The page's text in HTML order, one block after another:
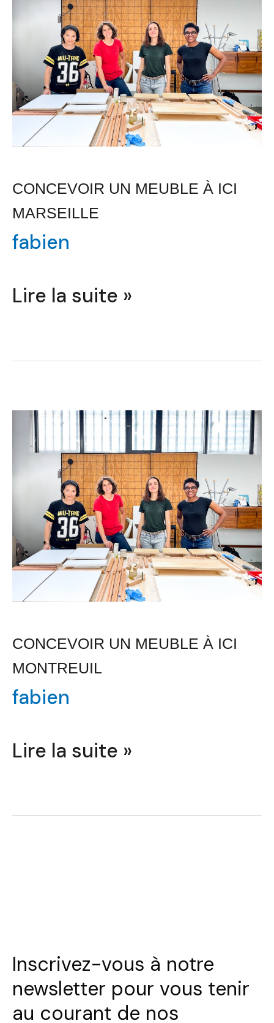
CONCEVOIR UN MEUBLE À ICI
MARSEILLE
fabien
à
ICI
Marseille
Lire la suite »
CONCEVOIR UN MEUBLE À ICI
MONTREUIL
fabien
Concevoir
un
meuble
à
ICI
Montreuil
Lire la suite »
Inscrivez-vous à notre
newsletter pour vous tenir
au courant de nos